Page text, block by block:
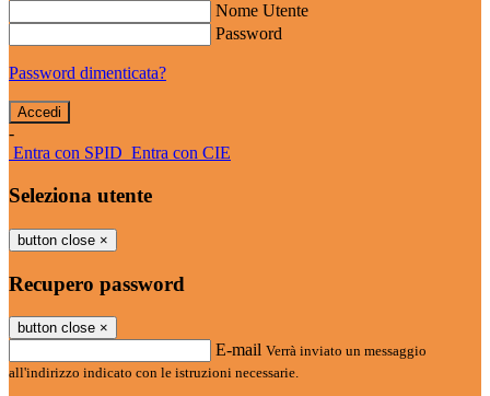
Nome Utente
Password
Password dimenticata?
-
Entra con SPID Entra con CIE
Seleziona utente
button close ×
Recupero password
button close ×
E-mail Verrà inviato un messaggio
all'indirizzo indicato con le istruzioni necessarie.